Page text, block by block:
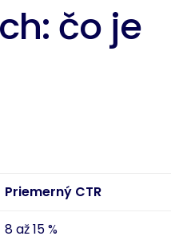
čo je
Priemerný CTR
8 až 15 %